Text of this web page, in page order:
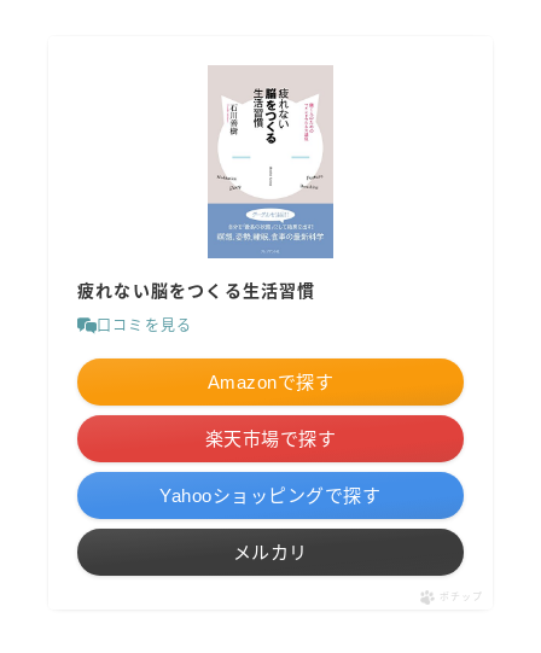
疲れない脳をつくる生活習慣
口コミを見る
Amazonで探す
楽天市場で探す
Yahooショッピングで探す
メルカリ
ポチップ